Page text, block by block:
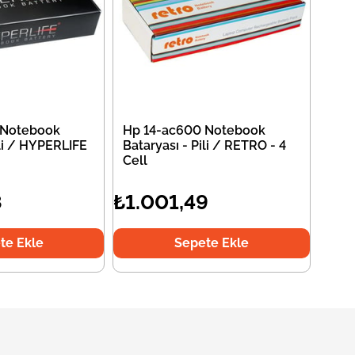
/ HYPERLIFE
Ekle
Hp 14-ac600 Notebook
Bataryası - Pili / RETRO - 4
Cell
₺1.001,49
Sepete Ekle